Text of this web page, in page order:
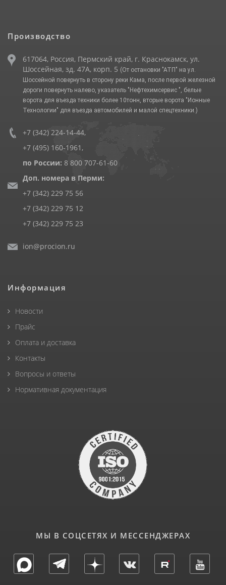
Производство
617064, Россия, Пермский край, г. Краснокамск, ул.
Шоссейная, зд. 47А, корп. 5 (От остановки "АТП" на ул.
Шоссейной повернуть в сторону реки Кама, после первой железной
дороги повернуть налево, указатель "Нефтехимсервис ", белые
ворота для въезда техники более 10тонн, вторые ворота "Ионные
Технологии" для въезда автомобилей и малой спецтехники.)
+7 (342) 224-14-44,
+7 (495) 160-1961 ,
по России: 8 800 707-61-60
Доп. номера в Перми:
+7 (342) 229 75 56
+7 (342) 229 75 12
+7 (342) 229 75 23
ion@procion.ru
Информация
Новости
Прайс
Оплата и доставка
Контакты
Вопросы и ответы
Нормативная документация
МЫ В СОЦСЕТЯХ И МЕССЕНДЖЕРАХ